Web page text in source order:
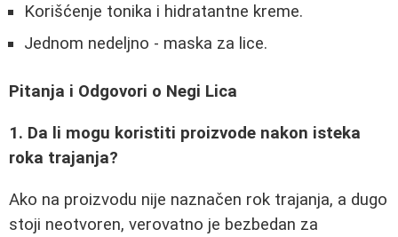
Korišćenje tonika i hidratantne kreme.
Jednom nedeljno - maska za lice.
Pitanja i Odgovori o Negi Lica
1. Da li mogu koristiti proizvode nakon isteka
roka trajanja?
Ako na proizvodu nije naznačen rok trajanja, a dugo
stoji neotvoren, verovatno je bezbedan za